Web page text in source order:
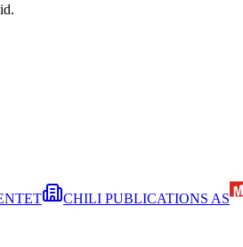
CHILI PUBLICATIONS AS